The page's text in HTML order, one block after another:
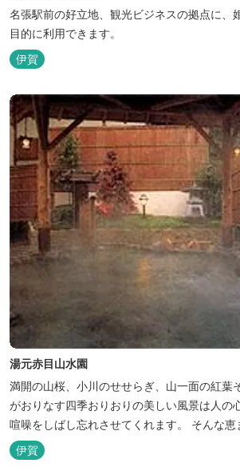
名張駅前の好立地、観光ビジネスの拠点に、
目的に利用できます。
伊賀
湯元赤目山水園
満開の山桜、小川のせせらぎ、山一面の紅葉
がおりなす四季おりおりの美しい風景は人の
喧噪をしばし忘れさせてくれます。 そんな
る、純和風造りの閑静なたたずまい …それが
た、赤目山水園の園内からこんこんと湧き出
伊賀